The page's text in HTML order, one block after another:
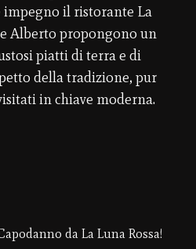
impegno il ristorante La
e Alberto propongono un
piatti di terra e di
della tradizione, pur
in chiave moderna.
da La Luna Rossa!